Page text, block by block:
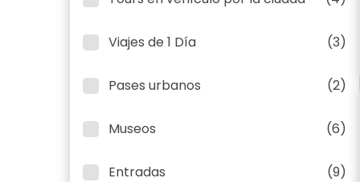
Viajes de 1 Día (3)
Pases urbanos (2)
Museos (6)
Entradas (9)